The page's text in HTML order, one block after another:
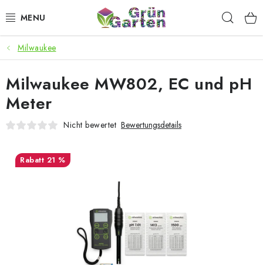
Inhalt
ANGEBOTE
LED PFLANZENLAMPEN
ANBAUBEDARF FÜR DEN HEIMANBAU
Geschäftsbewertung Kaufberatung AGB
Datenschutzerklärung Impressum
Milwaukee
Milwaukee MW802, EC und pH
Meter
Nicht bewertet Bewertungsdetails
21 %